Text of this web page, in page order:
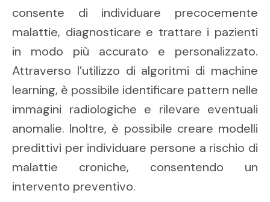
consente di individuare precocemente
malattie, diagnosticare e trattare i pazienti
in modo più accurato e personalizzato.
Attraverso l’utilizzo di algoritmi di machine
learning, è possibile identificare pattern nelle
immagini radiologiche e rilevare eventuali
anomalie. Inoltre, è possibile creare modelli
predittivi per individuare persone a rischio di
malattie croniche, consentendo un
intervento preventivo.